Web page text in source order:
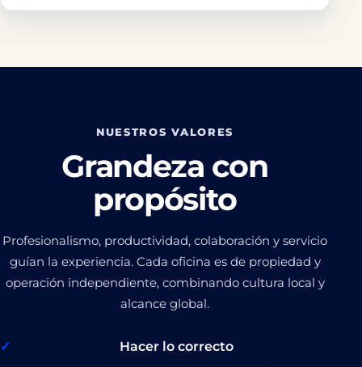
NUESTROS VALORES
Grandeza con
propósito
Profesionalismo, productividad, colaboración y servicio
guían la experiencia. Cada oficina es de propiedad y
operación independiente, combinando cultura local y
alcance global.
Hacer lo correcto